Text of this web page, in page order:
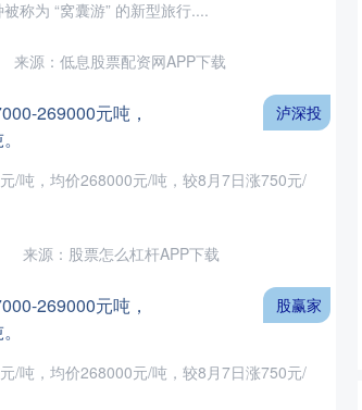
称为 “窝囊游” 的新型旅行....
来源：低息股票配资网APP下载
269000元吨，
/吨，均价268000元/吨，较8月7日涨750元/
泸深投
来源：股票怎么杠杆APP下载
269000元吨，
/吨，均价268000元/吨，较8月7日涨750元/
股赢家